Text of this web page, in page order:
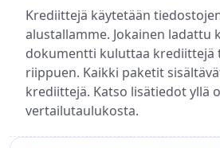
Krediittejä käytetään
alustallamme. Jokainen ladattu
dokumentti kuluttaa krediittejä
riippuen. Kaikki paketit
krediittejä. Katso lisätiedot yllä
vertailutaulukosta.